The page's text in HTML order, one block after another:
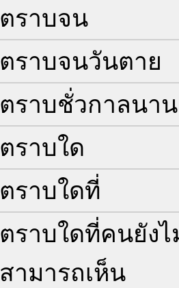
ตราบจน
ตราบจนวันตาย
ตราบชั่วกาลนาน
ตราบใด
ตราบใดที่
ตราบใดที่คนยังไ
สามารถเห็น